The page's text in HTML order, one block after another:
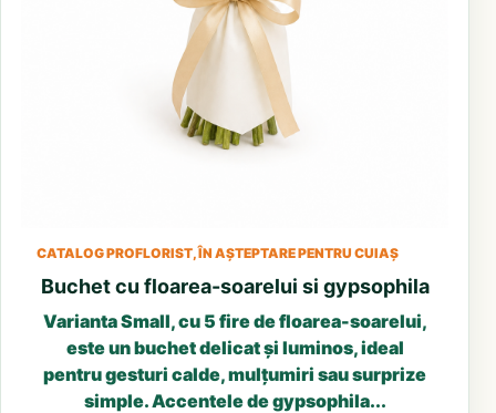
CATALOG PROFLORIST, ÎN AȘTEPTARE PENTRU CUIAȘ
Buchet cu floarea-soarelui si gypsophila
Varianta Small, cu 5 fire de floarea-soarelui,
este un buchet delicat și luminos, ideal
pentru gesturi calde, mulțumiri sau surprize
simple. Accentele de gypsophila...